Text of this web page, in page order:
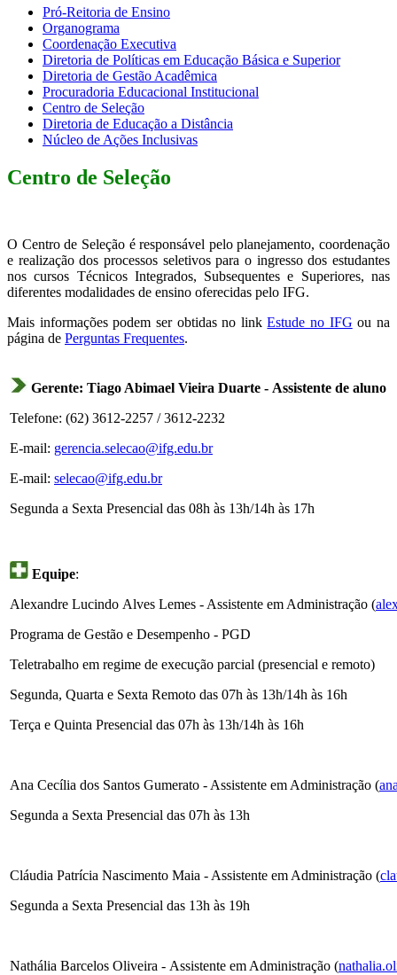
Pró-Reitoria de Ensino
Organograma
Coordenação Executiva
Diretoria de Políticas em Educação Básica e Superior
Diretoria de Gestão Acadêmica
Procuradoria Educacional Institucional
Centro de Seleção
Diretoria de Educação a Distância
Núcleo de Ações Inclusivas
Centro de Seleção
O Centro de Seleção é responsável pelo planejamento, coordenação
e realização dos processos seletivos para o ingresso dos estudantes
nos cursos Técnicos Integrados, Subsequentes e Superiores, nas
diferentes modalidades de ensino oferecidas pelo IFG.
Mais informações podem ser obtidas no linkEstude no IFG ou na
página de Perguntas Frequentes.
Gerente: Tiago Abimael Vieira Duarte - Assistente de aluno
Telefone: (62) 3612-2257 / 3612-2232
E-mail: gerencia.selecao@ifg.edu.br
E-mail: selecao@ifg.edu.br
Segunda a Sexta Presencial das 08h às 13h/14h às 17h
Equipe:
Alexandre Lucindo Alves Lemes - Assistente em Administração (
Programa de Gestão e Desempenho - PGD
Teletrabalho em regime de execução parcial (presencial e remoto)
Segunda, Quarta e Sexta Remoto das 07h às 13h/14h às 16h
Terça e Quinta Presencial das 07h às 13h/14h às 16h
Ana Cecília dos Santos Gumerato - Assistente em Administração (
Segunda a Sexta Presencial das 07h às 13h
Cláudia Patrícia Nascimento Maia - Assistente em Administração (
Segunda a Sexta Presencial das 13h às 19h
Nathália Barcelos Oliveira - Assistente em Administração (